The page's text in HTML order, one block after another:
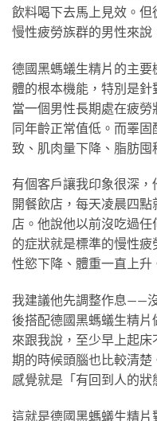
飲料喝下去馬上見效。
慢性疲勞族群的男性來說
德國黑螞蟻生精片的主
體的根本機能，特別是針
當一個男性長期處在疲
同年齡正常值低。而睪
致、肌肉量下降、脂肪
有個客戶讓我印象很深
開餐飲店，每天凌晨四
店。他說他以前沒吃過
的症狀就是標準的慢性疲
性慾下降、體重一直上升
我建議他先調整作息——
後搭配德國黑螞蟻生精
來跟我說，至少早上起
期的時候頭腦也比較清
感覺就是「有回到人的狀
這就是德國黑螞蟻生精